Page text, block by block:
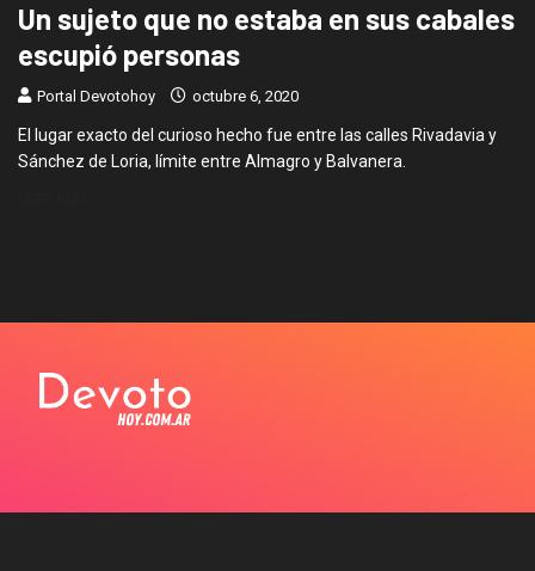
Un sujeto que no estaba en sus cabales
escupió personas
Portal Devotohoy octubre 6, 2020
El lugar exacto del curioso hecho fue entre las calles Rivadavia y
Sánchez de Loria, límite entre Almagro y Balvanera.